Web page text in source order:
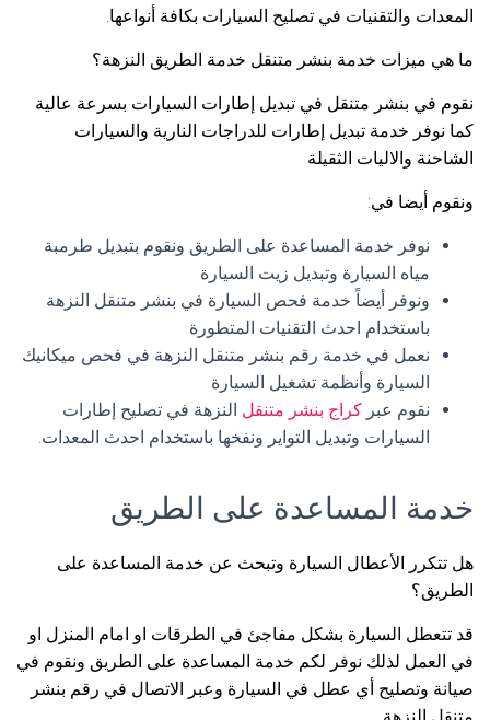
المعدات والتقنيات في تصليح السيارات بكافة أنواعها.
ما هي ميزات خدمة بنشر متنقل خدمة الطريق النزهة؟
نقوم في بنشر متنقل في تبديل إطارات السيارات بسرعة عالية
كما نوفر خدمة تبديل إطارات للدراجات النارية والسيارات
الشاحنة والاليات الثقيلة
ونقوم أيضا في:
نوفر خدمة المساعدة على الطريق ونقوم بتبديل طرمبة
مياه السيارة وتبديل زيت السيارة
ونوفر أيضاً خدمة فحص السيارة في بنشر متنقل النزهة
باستخدام احدث التقنيات المتطورة
نعمل في خدمة رقم بنشر متنقل النزهة في فحص ميكانيك
السيارة وأنظمة تشغيل السيارة
نقوم عبر كراج بنشر متنقل النزهة في تصليح إطارات
السيارات وتبديل التواير ونفخها باستخدام احدث المعدات.
خدمة المساعدة على الطريق
هل تتكرر الأعطال السيارة وتبحث عن خدمة المساعدة على
الطريق؟
قد تتعطل السيارة بشكل مفاجئ في الطرقات او امام المنزل او
في العمل لذلك نوفر لكم خدمة المساعدة على الطريق ونقوم في
صيانة وتصليح أي عطل في السيارة وعبر الاتصال في رقم بنشر